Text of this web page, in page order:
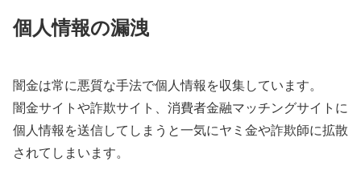
個人情報の漏洩
闇金は常に悪質な手法で個人情報を収集しています。
闇金サイトや詐欺サイト、消費者金融マッチングサイトに
個人情報を送信してしまうと一気にヤミ金や詐欺師に拡散
されてしまいます。